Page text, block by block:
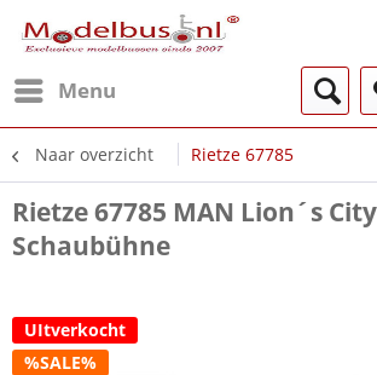
Menu
Naar overzicht Rietze 67785
Rietze 67785 MAN Lion´s
Schaubühne
UItverkocht
%SALE%